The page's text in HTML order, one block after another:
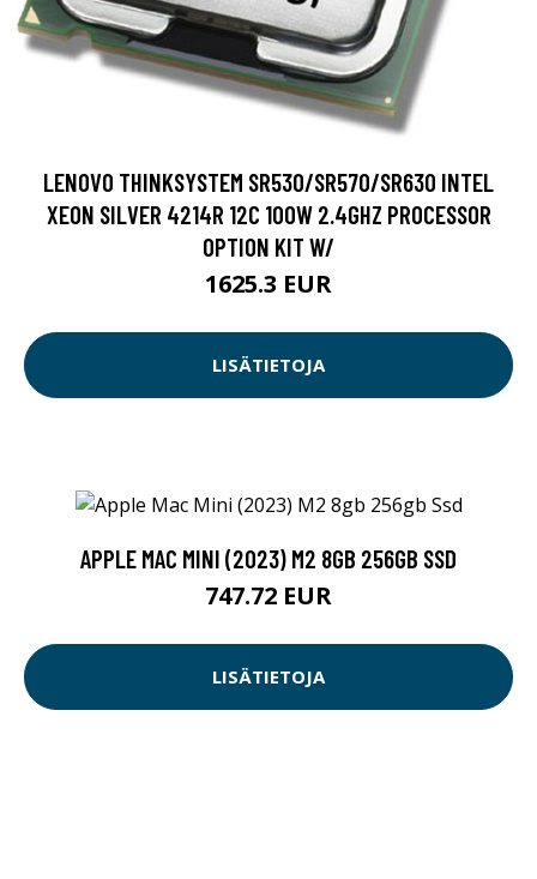
LENOVO THINKSYSTEM SR530/SR570/SR630 INTEL
XEON SILVER 4214R 12C 100W 2.4GHZ PROCESSOR
OPTION KIT W/
1625.3 EUR
LISÄTIETOJA
APPLE MAC MINI (2023) M2 8GB 256GB SSD
747.72 EUR
LISÄTIETOJA